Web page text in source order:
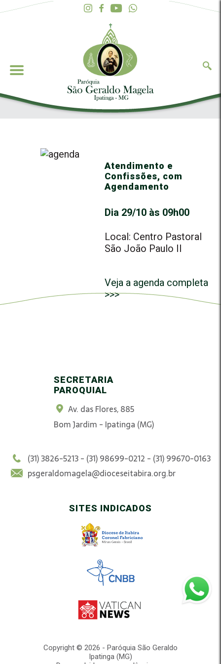
Atendimento e
Confissões, com
Agendamento
Dia 29/10 às 09h00
Local: Centro Pastoral
São João Paulo II
Veja a agenda completa
>>>
SECRETARIA
PAROQUIAL
Av. das Flores, 885
Bom Jardim - Ipatinga (MG)
(31) 3826-5213 - (31) 98699-0212 - (31) 99670-0163
psgeraldomagela@dioceseitabira.org.br
SITES INDICADOS
Copyright © 2026 - Paróquia São Geraldo
Ipatinga (MG)